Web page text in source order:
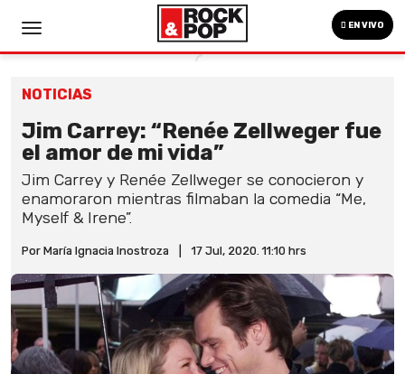
EN VIVO
NOTICIAS
Jim Carrey: “Renée Zellweger fue
el amor de mi vida”
Jim Carrey y Renée Zellweger se conocieron y
enamoraron mientras filmaban la comedia “Me,
Myself & Irene”.
Por María Ignacia Inostroza 17 Jul, 2020. 11:10 hrs